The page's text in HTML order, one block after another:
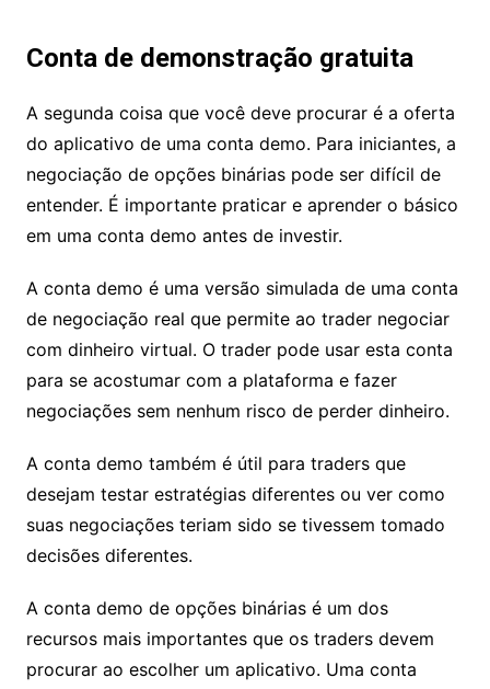
Conta de demonstração gratuita
A segunda coisa que você deve procurar é a oferta
do aplicativo de uma conta demo. Para iniciantes, a
negociação de opções binárias pode ser difícil de
entender. É importante praticar e aprender o básico
em uma conta demo antes de investir.
A conta demo é uma versão simulada de uma conta
de negociação real que permite ao trader negociar
com dinheiro virtual. O trader pode usar esta conta
para se acostumar com a plataforma e fazer
negociações sem nenhum risco de perder dinheiro.
A conta demo também é útil para traders que
desejam testar estratégias diferentes ou ver como
suas negociações teriam sido se tivessem tomado
decisões diferentes.
A conta demo de opções binárias é um dos
recursos mais importantes que os traders devem
procurar ao escolher um aplicativo. Uma conta